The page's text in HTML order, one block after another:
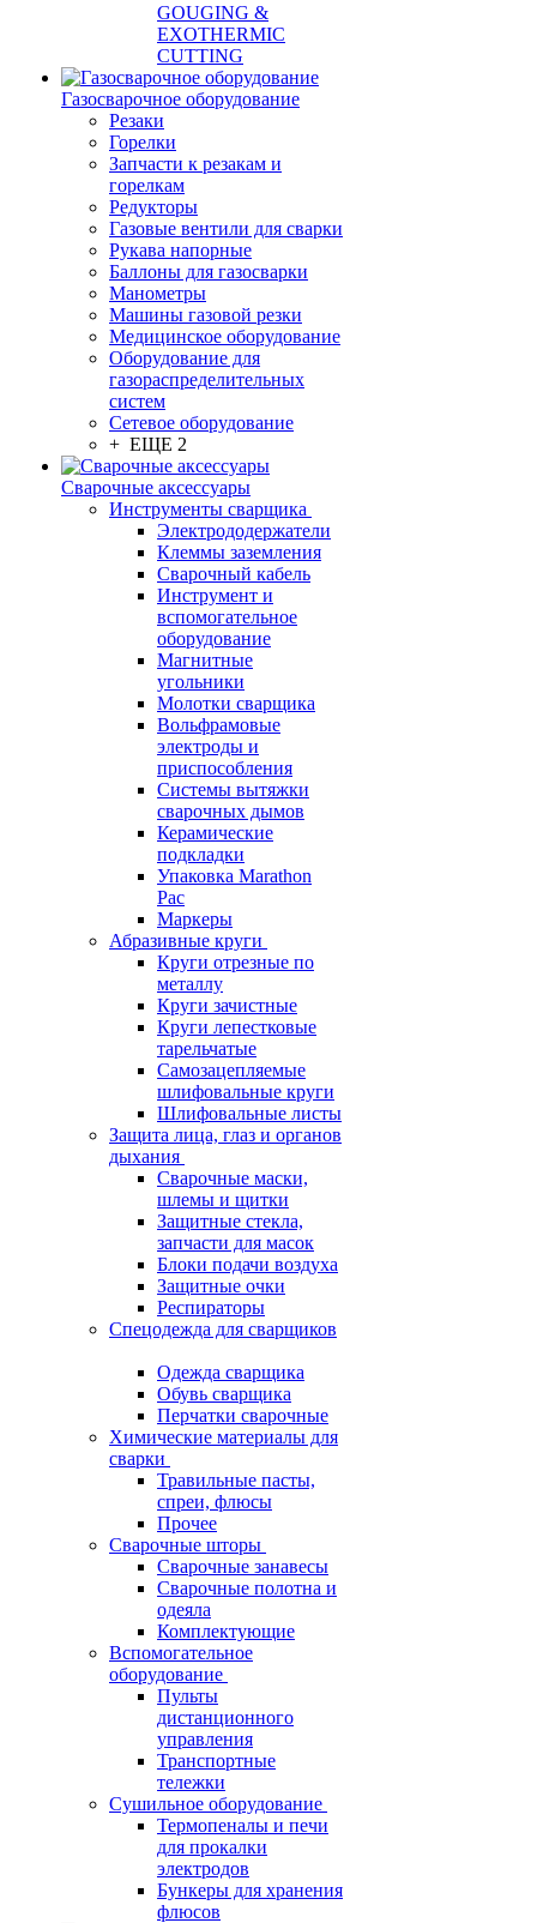
GOUGING &
EXOTHERMIC
CUTTING
Газосварочное оборудование
Резаки
Горелки
Запчасти к резакам и
горелкам
Редукторы
Газовые вентили для сварки
Рукава напорные
Баллоны для газосварки
Манометры
Машины газовой резки
Медицинское оборудование
Оборудование для
газораспределительных
систем
Сетевое оборудование
+ ЕЩЕ 2
Сварочные аксессуары
Инструменты сварщика
Электрододержатели
Клеммы заземления
Сварочный кабель
Инструмент и
вспомогательное
оборудование
Магнитные
угольники
Молотки сварщика
Вольфрамовые
электроды и
приспособления
Системы вытяжки
сварочных дымов
Керамические
подкладки
Упаковка Marathon
Pac
Маркеры
Абразивные круги
Круги отрезные по
металлу
Круги зачистные
Круги лепестковые
тарельчатые
Самозацепляемые
шлифовальные круги
Шлифовальные листы
Защита лица, глаз и органов
дыхания
Сварочные маски,
шлемы и щитки
Защитные стекла,
запчасти для масок
Блоки подачи воздуха
Защитные очки
Респираторы
Спецодежда для сварщиков
Одежда сварщика
Обувь сварщика
Перчатки сварочные
Химические материалы для
сварки
Травильные пасты,
спреи, флюсы
Прочее
Сварочные шторы
Сварочные занавесы
Сварочные полотна и
одеяла
Комплектующие
Вспомогательное
оборудование
Пульты
дистанционного
управления
Транспортные
тележки
Сушильное оборудование
Термопеналы и печи
для прокалки
электродов
Бункеры для хранения
флюсов